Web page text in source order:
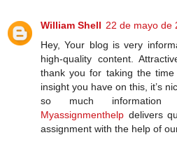
William Shell 22 de mayo de
Hey, Your blog is very
high-quality content.
thank you for taking the
insight you have on this, it’s
so much information
Myassignmenthelp delivers
assignment with the help of